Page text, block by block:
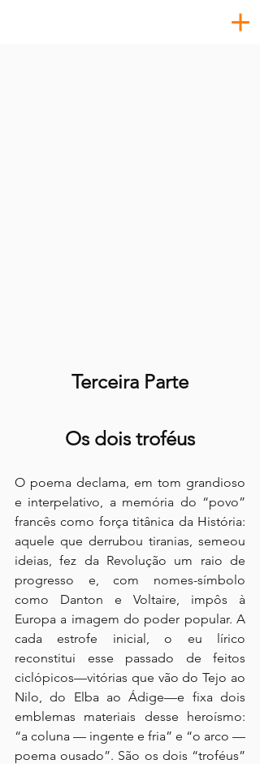
Terceira Parte
Os dois troféus
O poema declama, em tom grandioso
e interpelativo, a memória do “povo”
francês como força titânica da História:
aquele que derrubou tiranias, semeou
ideias, fez da Revolução um raio de
progresso e, com nomes-símbolo
como Danton e Voltaire, impôs à
Europa a imagem do poder popular. A
cada estrofe inicial, o eu lírico
reconstitui esse passado de feitos
ciclópicos—vitórias que vão do Tejo ao
Nilo, do Elba ao Ádige—e fixa dois
emblemas materiais desse heroísmo:
“a coluna — ingente e fria” e “o arco —
poema ousado”. São os dois “troféus”